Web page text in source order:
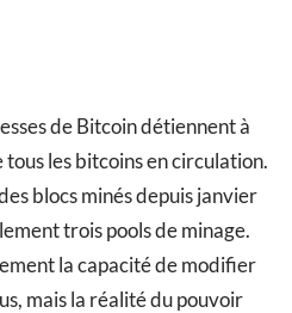
de Bitcoin détiennent à
tous les bitcoins en circulation.
blocs minés depuis janvier
trois pools de minage.
la capacité de modifier
mais la réalité du pouvoir